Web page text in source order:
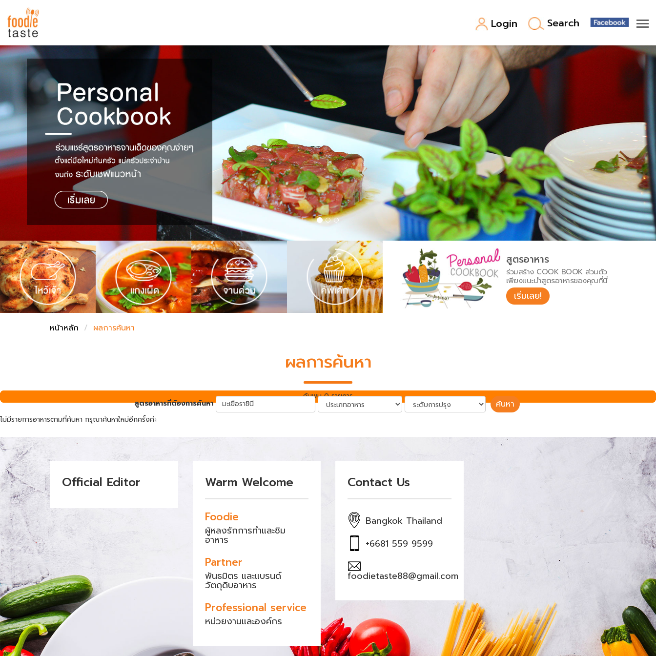
Login Search
สูตรอาหาร
สูตรอาหารล่าสุด
Top Foodie
พาไปชิม
สารพันก้นครัว
เคล็ดลับน่ารู้
เปรียบเทียบหน่วยการตวง
เปรียบเทียบอุณหภูมิ
เปรียบเทียบน้ำหนักวัตถุดิบ
ชั่งตวงเนย
FoodPedia
สร้าง Cookbook
สูตรอาหาร
ร่วมสร้าง COOK BOOK ส่วนตัว
เพียงแนะนำสูตรอาหารของคุณที่นี่
เริ่มเลย!
หน้าหลัก ผลการค้นหา
ผลการค้นหา
สูตรอาหารที่ต้องการค้นหา ค้นหา
ไม่มีรายการอาหารตามที่ค้นหา กรุณาค้นหาใหม่อีกครั้งค่ะ
ค้นพบ 0 รายการ
Official Editor Warm Welcome
Foodie
ผู้หลงรักการทำและชิม
อาหาร
Partner
พันธมิตร และแบรนด์
วัตถุดิบอาหาร
Professional service
หน่วยงานและองค์กร
Contact Us
Bangkok Thailand
+6681 559 9599
foodietaste88@gmail.com